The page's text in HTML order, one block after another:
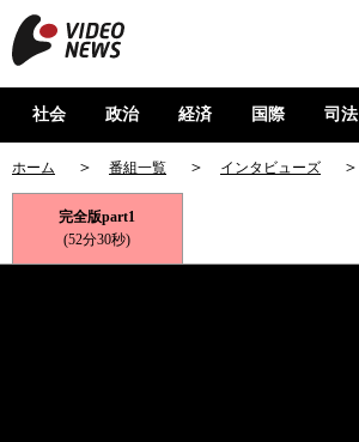
社会 政治 経済 国際 司法
ホーム 番組一覧 インタビューズ
完全版part1
(52分30秒)